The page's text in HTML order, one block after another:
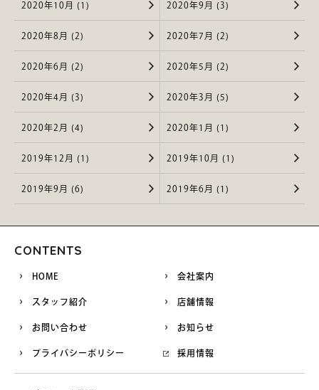
2020年10月 (1) 2020年9月 (3)
2020年8月 (2) 2020年7月 (2)
2020年6月 (2) 2020年5月 (2)
2020年4月 (3) 2020年3月 (5)
2020年2月 (4) 2020年1月 (1)
2019年12月 (1) 2019年10月 (1)
2019年9月 (6) 2019年6月 (1)
CONTENTS
HOME 会社案内
スタッフ紹介 店舗情報
お問い合わせ お知らせ
プライバシーポリシー 採用情報